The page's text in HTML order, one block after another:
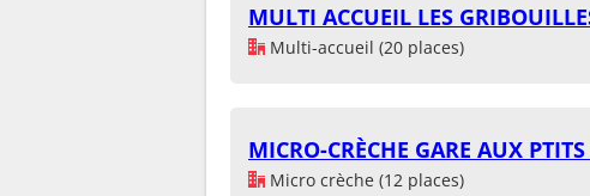
MULTI ACCUEIL LES
Multi-accueil (20 places)
MICRO-CRÈCHE GARE AUX
Micro crèche (12 places)